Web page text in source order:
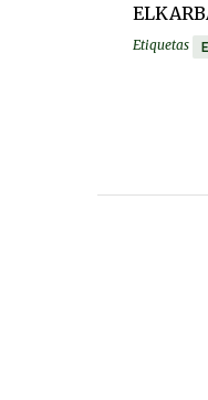
Etiquetas